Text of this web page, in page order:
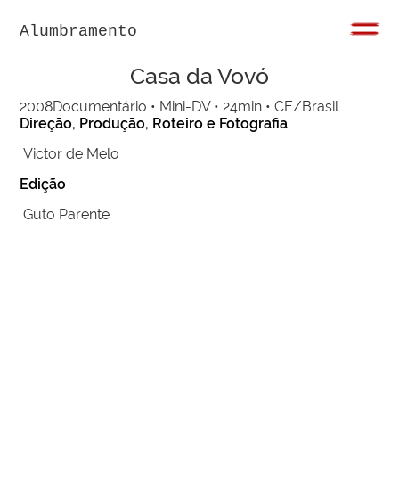
Alumbramento
Casa da Vovó
2008Documentário • Mini-DV • 24min • CE/Brasil
Direção, Produção, Roteiro e Fotografia
Victor de Melo
Edição
Guto Parente